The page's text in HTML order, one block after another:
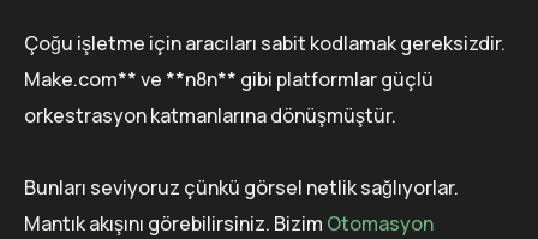
Çoğu işletme için aracıları sabit kodlamak gereksizdir.
Make.com** ve **n8n** gibi platformlar güçlü
orkestrasyon katmanlarına dönüşmüştür.
Bunları seviyoruz çünkü görsel netlik sağlıyorlar.
Mantık akışını görebilirsiniz. Bizim Otomasyon